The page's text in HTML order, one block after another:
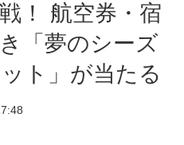
！ 航空券・宿
「夢のシーズ
ト」が当たる